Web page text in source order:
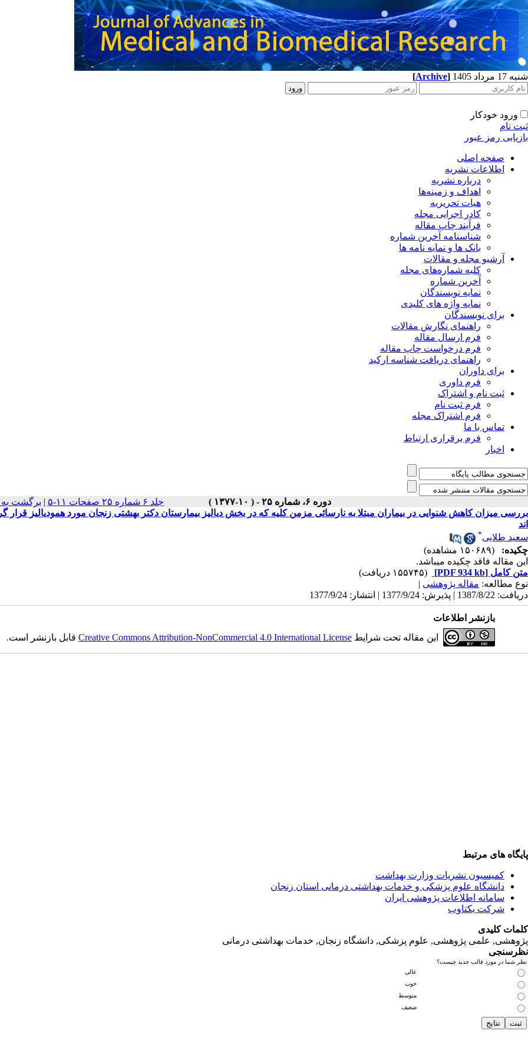
شنبه 17 مرداد 1405 [Archive]
ورود خودکار
ثبت نام
بازیابی رمز عبور
صفحه اصلی
اطلاعات نشریه
درباره نشریه
اهداف و زمینه‌ها
هیات تحریریه
کادر اجرایی مجله
فرآیند چاپ مقاله
شناسنامه آخرین شماره
بانک ها و نمایه نامه ها
آرشیو مجله و مقالات
کلیه شماره‌های مجله
آخرین شماره
نمایه نویسندگان
نمایه واژه های کلیدی
برای نویسندگان
راهنمای نگارش مقالات
فرم ارسال مقاله
فرم درخواست چاپ مقاله
راهنمای دریافت شناسه ارکید
برای داوران
فرم داوری
ثبت نام و اشتراک
فرم ثبت نام
فرم اشتراک مجله
تماس با ما
فرم برقراری ارتباط
اخبار
دوره ۶، شماره ۲۵ - ( ۱۰-۱۳۷۷ ) جلد ۶ شماره ۲۵ صفحات ۱۱-۵ | برگشت
بررسی میزان کاهش شنوایی در بیماران مبتلا به نارسائی مزمن کلیه که در بخش دیالیز بیمارستان دکتر بهشتی زنجان مورد همودیالیز قرار
اند
سعید طلایی*
چکیده:
(۱۵۰۶۸۹ مشاهده)
این مقاله فاقد چکیده می​باشد.
متن کامل [PDF 934 kb]
(۱۵۵۷۴۵ دریافت)
نوع مطالعه: مقاله پژوهشی |
دریافت: 1387/8/22 | پذیرش: 1377/9/24 | انتشار: 1377/9/24
بازنشر اطلاعات
این مقاله تحت شرایط Creative Commons Attribution-NonCommercial 4.0 International Licenseقابل بازنشر است.
پایگاه های مرتبط
کمیسیون نشریات وزارت بهداشت
دانشگاه‌ علوم‌ پزشکی‌ و خدمات‌ بهداشتی‌ درمانی‌ استان‌ زنجان
سامانه اطلاعات پژوهشی ایران
شرکت یکتاوب
کلمات کلیدی
پژوهشی, علمی پژوهشی, علوم‌ پزشکی‌, دانشگاه زنجان, خدمات‌ بهداشتی‌ درمانی‌
نظرسنجی
نظر شما در مورد قالب جدید چیست؟
عالی
خوب
متوسط
ضعیف